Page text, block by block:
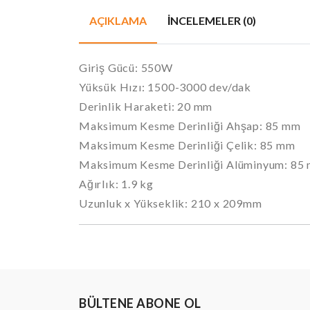
AÇIKLAMA İNCELEMELER (0)
Giriş Gücü: 550W
Yüksük Hızı: 1500-3000 dev/dak
Derinlik Haraketi: 20 mm
Maksimum Kesme Derinliği Ahşap: 85 mm
Maksimum Kesme Derinliği Çelik: 85 mm
Maksimum Kesme Derinliği Alüminyum: 85
Ağırlık: 1.9 kg
Uzunluk x Yükseklik: 210 x 209mm
BÜLTENE ABONE OL